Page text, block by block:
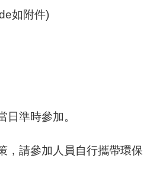
如附件)
日準時參加。
，請參加人員自行攜帶環保